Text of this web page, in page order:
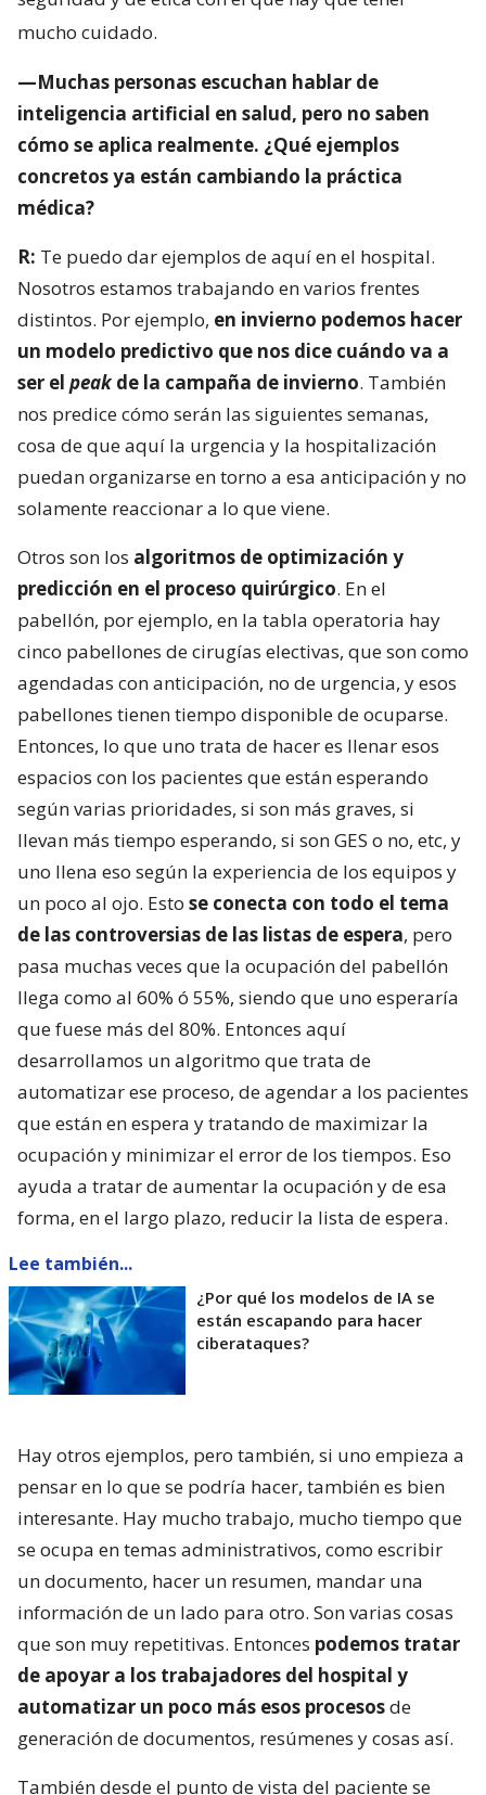
mucho cuidado.
—Muchas personas escuchan hablar de
inteligencia artificial en salud, pero no saben
cómo se aplica realmente. ¿Qué ejemplos
concretos ya están cambiando la práctica
médica?
R: Te puedo dar ejemplos de aquí en el hospital.
Nosotros estamos trabajando en varios frentes
distintos. Por ejemplo, en invierno podemos hacer
un modelo predictivo que nos dice cuándo va a
ser el peakde la campaña de invierno. También
nos predice cómo serán las siguientes semanas,
cosa de que aquí la urgencia y la hospitalización
puedan organizarse en torno a esa anticipación y no
solamente reaccionar a lo que viene.
Otros son los algoritmos de optimización y
predicción en el proceso quirúrgico. En el
pabellón, por ejemplo, en la tabla operatoria hay
cinco pabellones de cirugías electivas, que son como
agendadas con anticipación, no de urgencia, y esos
pabellones tienen tiempo disponible de ocuparse.
Entonces, lo que uno trata de hacer es llenar esos
espacios con los pacientes que están esperando
según varias prioridades, si son más graves, si
llevan más tiempo esperando, si son GES o no, etc, y
uno llena eso según la experiencia de los equipos y
un poco al ojo. Esto se conecta con todo el tema
de las controversias de las listas de espera, pero
pasa muchas veces que la ocupación del pabellón
llega como al 60% ó 55%, siendo que uno esperaría
que fuese más del 80%. Entonces aquí
desarrollamos un algoritmo que trata de
automatizar ese proceso, de agendar a los pacientes
que están en espera y tratando de maximizar la
ocupación y minimizar el error de los tiempos. Eso
ayuda a tratar de aumentar la ocupación y de esa
forma, en el largo plazo, reducir la lista de espera.
Lee también...
¿Por qué los modelos de IA se
están escapando para hacer
ciberataques?
Hay otros ejemplos, pero también, si uno empieza a
pensar en lo que se podría hacer, también es bien
interesante. Hay mucho trabajo, mucho tiempo que
se ocupa en temas administrativos, como escribir
un documento, hacer un resumen, mandar una
información de un lado para otro. Son varias cosas
que son muy repetitivas. Entonces podemos tratar
de apoyar a los trabajadores del hospital y
automatizar un poco más esos procesosde
generación de documentos, resúmenes y cosas así.
También desde el punto de vista del paciente se